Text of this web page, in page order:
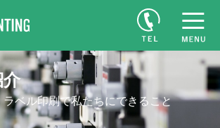
介
ラベル印刷で私たちにできること